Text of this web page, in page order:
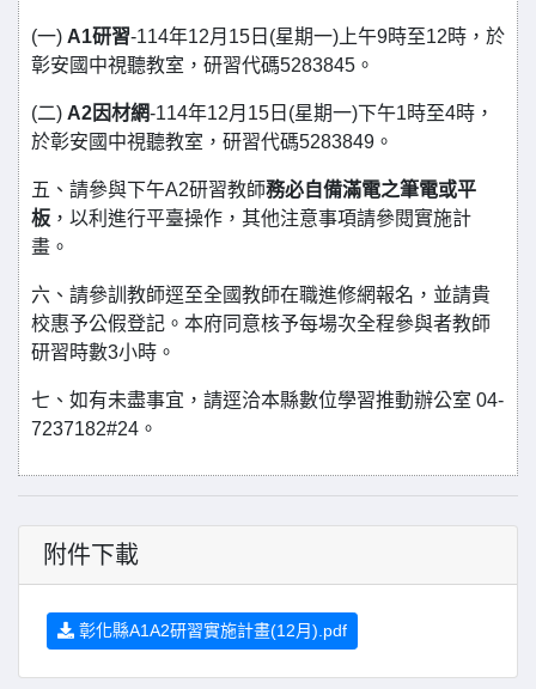
(一) A1研習-114年12月15日(星期一)上午9時至12時，於
彰安國中視聽教室，研習代碼5283845。
(二) A2因材網-114年12月15日(星期一)下午1時至4時，
於彰安國中視聽教室，研習代碼5283849。
五、請參與下午A2研習教師務必自備滿電之筆電或平
板 ，以利進行平臺操作，其他注意事項請參閱實施計
畫。
六、請參訓教師逕至全國教師在職進修網報名，並請貴
校惠予公假登記。本府同意核予每場次全程參與者教師
研習時數3小時。
七、如有未盡事宜，請逕洽本縣數位學習推動辦公室 04-
7237182#24。
附件下載
彰化縣A1A2研習實施計畫(12月).pdf